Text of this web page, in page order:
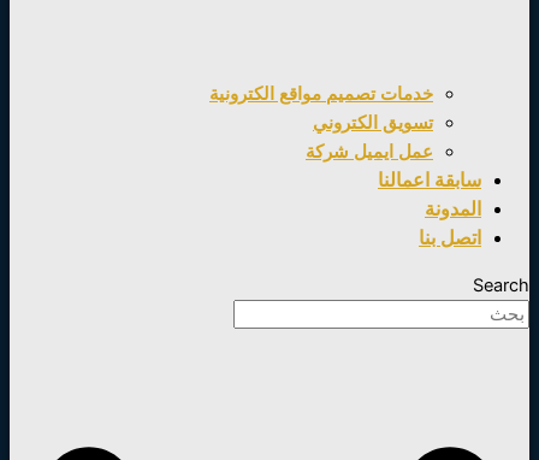
خدمات تصميم مواقع الكترونية
تسويق الكتروني
عمل ايميل شركة
سابقة اعمالنا
المدونة
اتصل بنا
Search